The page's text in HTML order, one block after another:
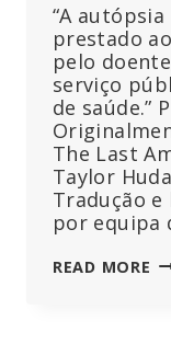
“A
prestado
pelo
serviço
de saúde.”
The Last
Taylor
Tradução
por equipa
READ MORE